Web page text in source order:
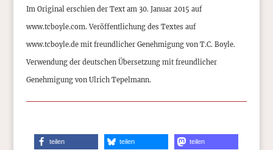
Im Original erschien der Text am 30. Januar 2015 auf
www.tcboyle.com. Veröffentlichung des Textes auf
www.tcboyle.de mit freundlicher Genehmigung von T.C. Boyle.
Verwendung der deutschen Übersetzung mit freundlicher
Genehmigung von Ulrich Tepelmann.
teilen teilen teilen